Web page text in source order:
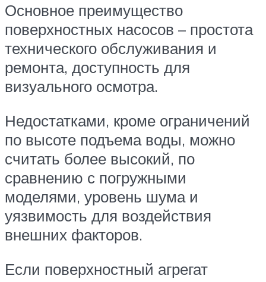
Основное преимущество
поверхностных насосов – простота
технического обслуживания и
ремонта, доступность для
визуального осмотра.
Недостатками, кроме ограничений
по высоте подъема воды, можно
считать более высокий, по
сравнению с погружными
моделями, уровень шума и
уязвимость для воздействия
внешних факторов.
Если поверхностный агрегат